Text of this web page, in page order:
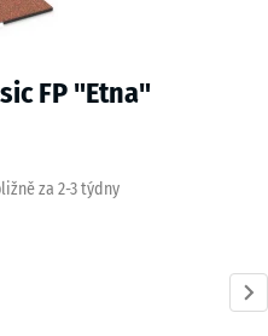
FP "Etna"
za 2-3 týdny